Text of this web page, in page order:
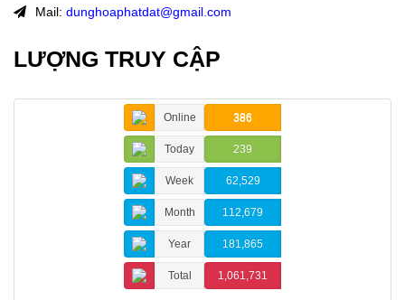
Mail: dunghoaphatdat@gmail.com
LƯỢNG TRUY CẬP
Online 386
Today 239
Week 62,529
Month 112,679
Year 181,865
Total 1,061,731